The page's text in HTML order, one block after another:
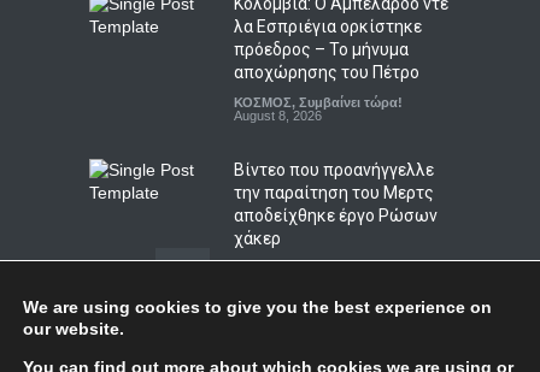
ΠΟΛΙΤΙΚΗ,Συμβαίνει τώρα!
August 9, 2026
λα Εσπριέγια ορκίστηκε
πρόεδρος – Το μήνυμα
αποχώρησης του Πέτρο
ΚΟΣΜΟΣ, Συμβαίνει τώρα!
August 8, 2026
Βίντεο που προανήγγελλε
την παραίτηση του Μερτς
αποδείχθηκε έργο Ρώσων
χάκερ
Top
We are using cookies to give you the best experience on
our website.
You can find out more about which cookies we are using or